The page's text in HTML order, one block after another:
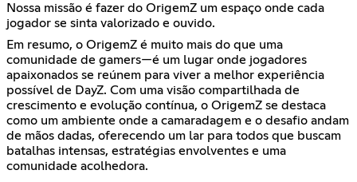
Nossa missão é fazer do OrigemZ um espaço onde cada
jogador se sinta valorizado e ouvido.
Em resumo, o OrigemZ é muito mais do que uma
comunidade de gamers—é um lugar onde jogadores
apaixonados se reúnem para viver a melhor experiência
possível de DayZ. Com uma visão compartilhada de
crescimento e evolução contínua, o OrigemZ se destaca
como um ambiente onde a camaradagem e o desafio andam
de mãos dadas, oferecendo um lar para todos que buscam
batalhas intensas, estratégias envolventes e uma
comunidade acolhedora.